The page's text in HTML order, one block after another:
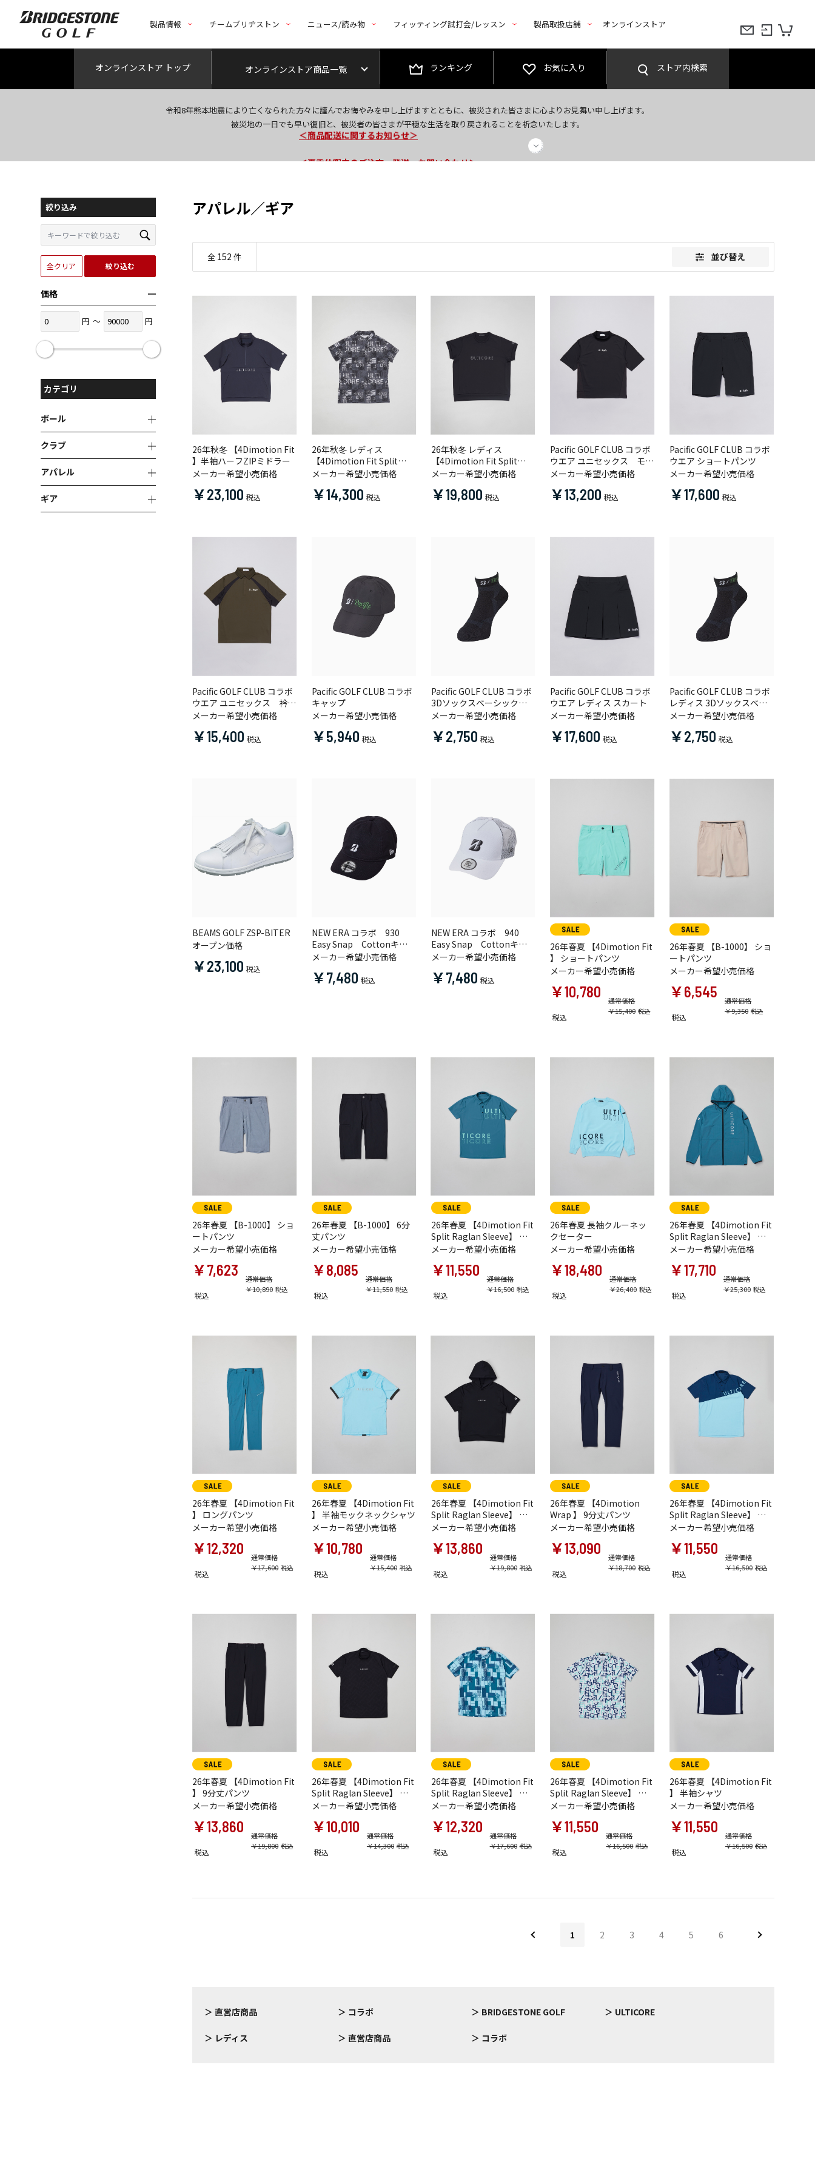
製品情報 チームブリヂストン ニュース/読み物 フィッティング試打会/レッスン 製品取扱店舗 オンラインストア
オンラインストア トップ オンラインストア商品一覧 ランキング お気に入り ストア内検索
令和8年熊本地震により亡くなられた方々に謹んでお悔やみを申し上げますとともに、被災された皆さまに心よりお見舞い申し上げます。
被災地の一日でも早い復旧と、被災者の皆さまが平穏な生活を取り戻されることを祈念いたします。
今なら新規会員登録で1,000円OFFクーポンプレゼント！
＜商品配送に関するお知らせ＞
絞り込み
全クリア 絞り込む
価格
円 ～ 円
カテゴリ
ボール
クラブ
アパレル
ギア
アパレル／ギア
全 152 件 並び替え
26年秋冬 【4Dimotion Fit
】半袖ハーフZIPミドラー
メーカー希望小売価格
￥23,100
26年秋冬 レディス
【4Dimotion Fit Split
Raglan Sleeve】半袖共衿
メーカー希望小売価格
￥14,300
26年秋冬 レディス
【4Dimotion Fit Split
Raglan Sleeve】半袖クル
メーカー希望小売価格
￥19,800
Pacific GOLF CLUB コラボ
ウエア ユニセックス モッ
クネックシャツ
メーカー希望小売価格
￥13,200
Pacific GOLF CLUB コラボ
ウエア ショートパンツ
メーカー希望小売価格
￥17,600
Pacific GOLF CLUB コラボ
ウエア ユニセックス 衿付
きシャツ
メーカー希望小売価格
￥15,400
Pacific GOLF CLUB コラボ
キャップ
メーカー希望小売価格
￥5,940
Pacific GOLF CLUB コラボ
3Dソックスベーシック
（アンクル丈）
メーカー希望小売価格
￥2,750
Pacific GOLF CLUB コラボ
ウエア レディス スカート
メーカー希望小売価格
￥17,600
Pacific GOLF CLUB コラボ
レディス 3Dソックスベー
シック（アンクル丈）
メーカー希望小売価格
￥2,750
BEAMS GOLF ZSP-BITER
オープン価格
￥23,100
NEW ERA コラボ 930
Easy Snap Cottonキャ
ップ
メーカー希望小売価格
￥7,480
NEW ERA コラボ 940
Easy Snap Cottonキャ
ップ
メーカー希望小売価格
￥7,480
26年春夏 【4Dimotion Fit
】 ショートパンツ
メーカー希望小売価格
￥10,780
通常価格
￥15,400
26年春夏 【B-1000】 ショ
ートパンツ
メーカー希望小売価格
￥6,545
通常価格
￥9,350
26年春夏 【B-1000】 ショ
ートパンツ
メーカー希望小売価格
￥7,623
通常価格
￥10,890
26年春夏 【B-1000】 6分
丈パンツ
メーカー希望小売価格
￥8,085
通常価格
￥11,550
26年春夏 【4Dimotion Fit
Split Raglan Sleeve】 半
袖シャツ
メーカー希望小売価格
￥11,550
通常価格
￥16,500
26年春夏 長袖クルーネッ
クセーター
メーカー希望小売価格
￥18,480
通常価格
￥26,400
26年春夏 【4Dimotion Fit
Split Raglan Sleeve】 長
袖前開きブルゾン
メーカー希望小売価格
￥17,710
通常価格
￥25,300
26年春夏 【4Dimotion Fit
】 ロングパンツ
メーカー希望小売価格
￥12,320
通常価格
￥17,600
26年春夏 【4Dimotion Fit
】 半袖モックネックシャツ
メーカー希望小売価格
￥10,780
通常価格
￥15,400
26年春夏 【4Dimotion Fit
Split Raglan Sleeve】 半
袖フーディ―
メーカー希望小売価格
￥13,860
通常価格
￥19,800
26年春夏 【4Dimotion
Wrap 】 9分丈パンツ
メーカー希望小売価格
￥13,090
通常価格
￥18,700
26年春夏 【4Dimotion Fit
Split Raglan Sleeve】 半
袖シャツ
メーカー希望小売価格
￥11,550
通常価格
￥16,500
26年春夏 【4Dimotion Fit
】 9分丈パンツ
メーカー希望小売価格
￥13,860
通常価格
￥19,800
26年春夏 【4Dimotion Fit
Split Raglan Sleeve】 半
袖モックネックシャツ
メーカー希望小売価格
￥10,010
通常価格
￥14,300
26年春夏 【4Dimotion Fit
Split Raglan Sleeve】 半
袖シャツ
メーカー希望小売価格
￥12,320
通常価格
￥17,600
26年春夏 【4Dimotion Fit
Split Raglan Sleeve】 半
袖シャツ
メーカー希望小売価格
￥11,550
通常価格
￥16,500
26年春夏 【4Dimotion Fit
】 半袖シャツ
メーカー希望小売価格
￥11,550
通常価格
￥16,500
1 2 3 4 5 6
直営店商品 コラボ BRIDGESTONE GOLF ULTICORE
レディス 直営店商品 コラボ